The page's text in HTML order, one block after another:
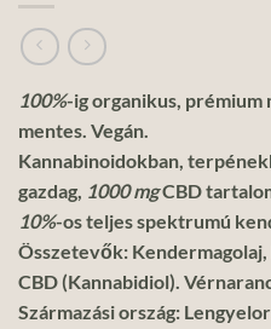
100%-ig organikus, prémium
mentes. Vegán.
Kannabinoidokban,
gazdag, 1000 mgCBD
10%-os teljes spektrumú
Összetevők:
CBD (Kannabidiol).
Származási ország: